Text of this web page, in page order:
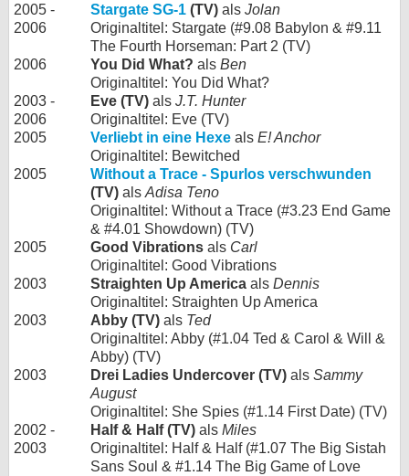
2005 -
2006
Stargate SG-1 (TV) als Jolan
Originaltitel: Stargate (#9.08 Babylon & #9.11
The Fourth Horseman: Part 2 (TV)
2006
You Did What? als Ben
Originaltitel: You Did What?
2003 -
2006
Eve (TV) als J.T. Hunter
Originaltitel: Eve (TV)
2005
Verliebt in eine Hexe als E! Anchor
Originaltitel: Bewitched
2005
Without a Trace - Spurlos verschwunden
(TV) als Adisa Teno
Originaltitel: Without a Trace (#3.23 End Game
& #4.01 Showdown) (TV)
2005
Good Vibrations als Carl
Originaltitel: Good Vibrations
2003
Straighten Up America als Dennis
Originaltitel: Straighten Up America
2003
Abby (TV) als Ted
Originaltitel: Abby (#1.04 Ted & Carol & Will &
Abby) (TV)
2003
Drei Ladies Undercover (TV) als Sammy
August
Originaltitel: She Spies (#1.14 First Date) (TV)
2002 -
2003
Half & Half (TV) als Miles
Originaltitel: Half & Half (#1.07 The Big Sistah
Sans Soul & #1.14 The Big Game of Love